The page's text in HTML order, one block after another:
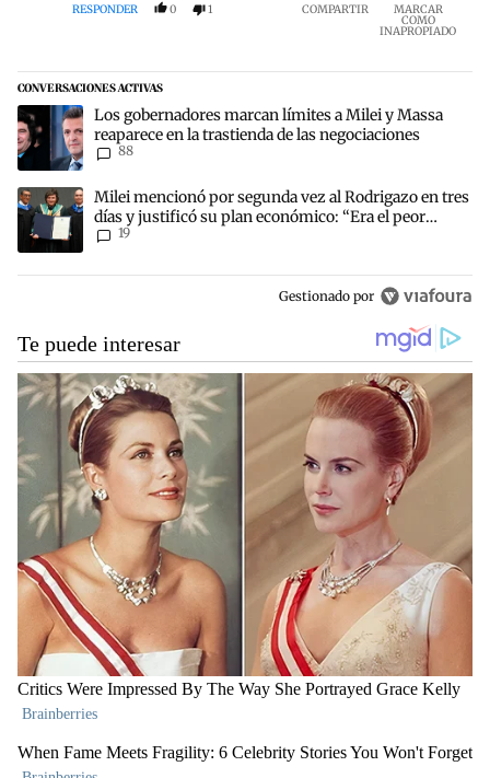
RESPONDER 0 1 COMPARTIR MARCAR
COMO
INAPROPIADO
CONVERSACIONES ACTIVAS
Este listado muestra los artículos con más comentarios en los
Un artículo de tendencia con el título "Los gobernadores marcan
Los gobernadores marcan límites a Milei y Massa
reaparece en la trastienda de las negociaciones
88
Un artículo de tendencia con el título "Milei mencionó por
Milei mencionó por segunda vez al Rodrigazo en tres
días y justificó su plan económico: “Era el peor
escenario posible”
19
Gestionado por